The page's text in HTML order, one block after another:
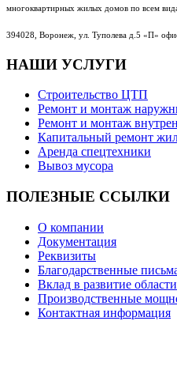
многоквартирных жилых домов по всем
394028, Воронеж, ул. Туполева д.5 «П»
НАШИ УСЛУГИ
Строительство ЦТП
Ремонт и монтаж
Ремонт и монтаж
Капитальный ремонт
Аренда спецтехники
Вывоз мусора
ПОЛЕЗНЫЕ ССЫЛКИ
О компании
Документация
Реквизиты
Благодарственные
Вклад в развитие области
Производственные
Контактная информация